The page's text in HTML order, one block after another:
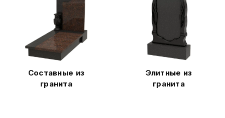
Составные из
гранита
Элитные из
гранита